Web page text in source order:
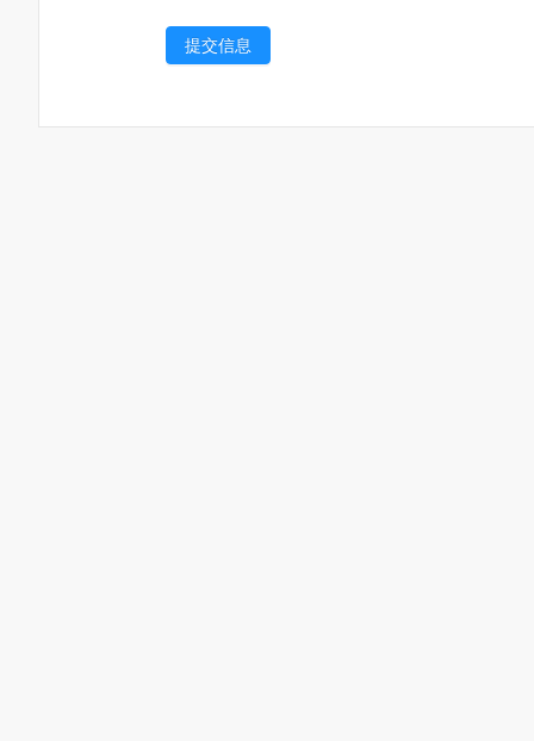
提交信息